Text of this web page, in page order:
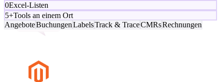
0Excel-Listen
5+Tools an einem Ort
AngeboteBuchungenLabelsTrack & TraceCMRsRechnungen